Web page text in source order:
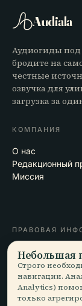
Audiala
Аудиогиды под
бродите на
честные
озвучка для
загрузка за
КОМПАНИЯ
О нас
Редакционный
Миссия
ПРАВОВАЯ
Условия
Настройки
Удалить аккаунт
Небольшая
Строго
навигации.
Analytics)
только